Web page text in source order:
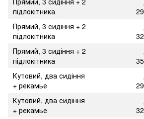
підлокітника
Прямий, 3 сидіння + 2
підлокітника
Прямий, 3 сидіння + 2
підлокітника
Кутовий, два сидіння
+ рекамье
Кутовий, два сидіння
+ рекамье